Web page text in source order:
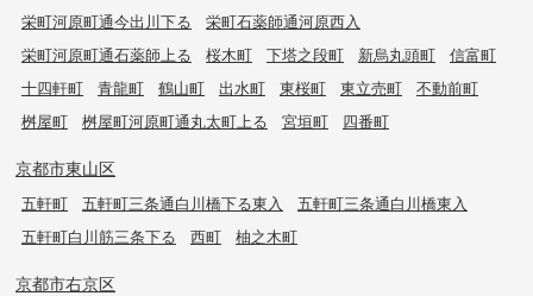
栄町河原町通今出川下る
栄町石薬師通河原西入
栄町河原町通石薬師上る
桜木町 下塔之段町 新烏丸頭町
信富町
十四軒町
青龍町 鶴山町 出水町 東桜町 東立売町
不動前町
桝屋町
桝屋町河原町通丸太町上る 宮垣町 四番町
京都市東山区
五軒町 五軒町三条通白川橋下る東入
五軒町三条通白川橋東入
五軒町白川筋三条下る
西町 柚之木町
京都市右京区